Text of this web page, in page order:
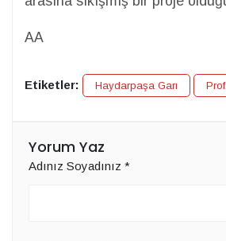
AA
Etiketler: Haydarpaşa Garı
Yorum Yaz
Adınız Soyadınız *